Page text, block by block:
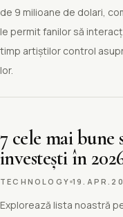
de 9 milioane de dolari,
le permit fanilor să
timp artiștilor control
lor.
7 cele mai
investești în
TECHNOLOGY
Explorează lista noastră